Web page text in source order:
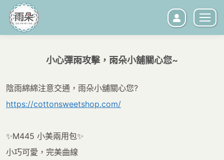
小心彈雨攻擊，雨朵小舖關心您~
陰雨綿綿注意交通，雨朵小舖關心您?
https://cottonsweetshop.com/
✨M445 小美兩用包✨
小巧可愛，完美曲線